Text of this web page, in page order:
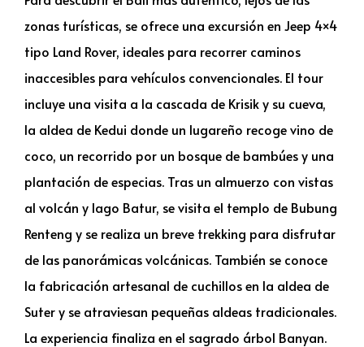
zonas turísticas, se ofrece una excursión en Jeep 4×4
tipo Land Rover, ideales para recorrer caminos
inaccesibles para vehículos convencionales. El tour
incluye una visita a la cascada de Krisik y su cueva,
la aldea de Kedui donde un lugareño recoge vino de
coco, un recorrido por un bosque de bambúes y una
plantación de especias. Tras un almuerzo con vistas
al volcán y lago Batur, se visita el templo de Bubung
Renteng y se realiza un breve trekking para disfrutar
de las panorámicas volcánicas. También se conoce
la fabricación artesanal de cuchillos en la aldea de
Suter y se atraviesan pequeñas aldeas tradicionales.
La experiencia finaliza en el sagrado árbol Banyan.